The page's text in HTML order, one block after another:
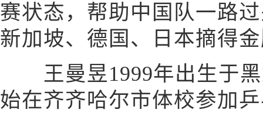
赛状态，帮助中国队一路
新加坡、德国、日本摘得
王曼昱1999年出生于黑
始在齐齐哈尔市体校参加